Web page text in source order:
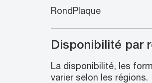
RondPlaque
Disponibilité par
La disponibilité, les
varier selon les régions.